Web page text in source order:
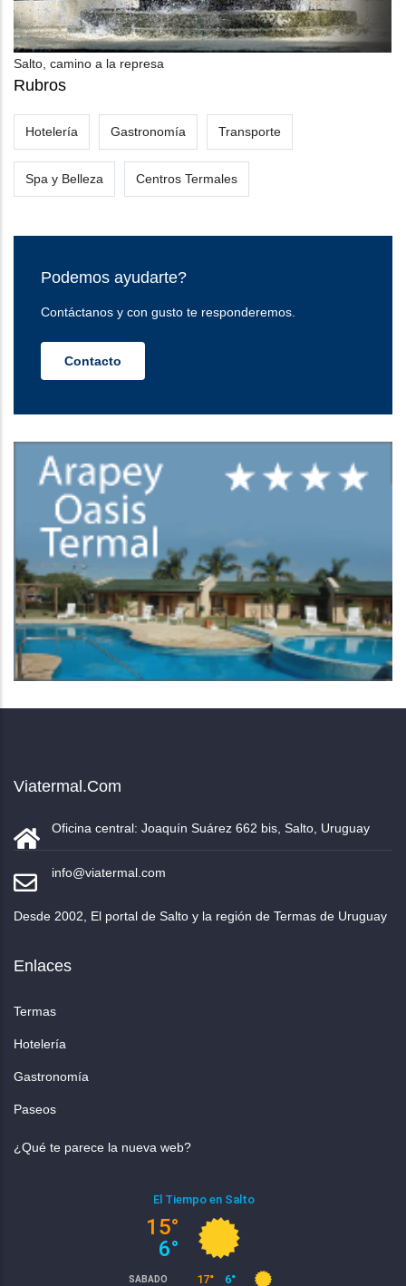
Salto, camino a la represa
Rubros
Hotelería Gastronomía Transporte
Spa y Belleza Centros Termales
Podemos ayudarte?
Contáctanos y con gusto te responderemos.
Contacto
Viatermal.com
Oficina central: Joaquín Suárez 662 bis, Salto, Uruguay
info@viatermal.com
Desde 2002, El portal de Salto y la región de Termas de Uruguay
Enlaces
Termas
Hotelería
Gastronomía
Paseos
¿Qué te parece la nueva web?